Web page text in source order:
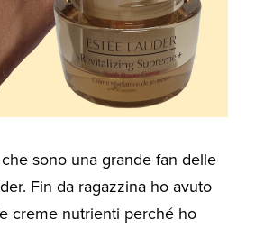
sono una grande fan delle
Fin da ragazzina ho avuto
creme nutrienti perché ho